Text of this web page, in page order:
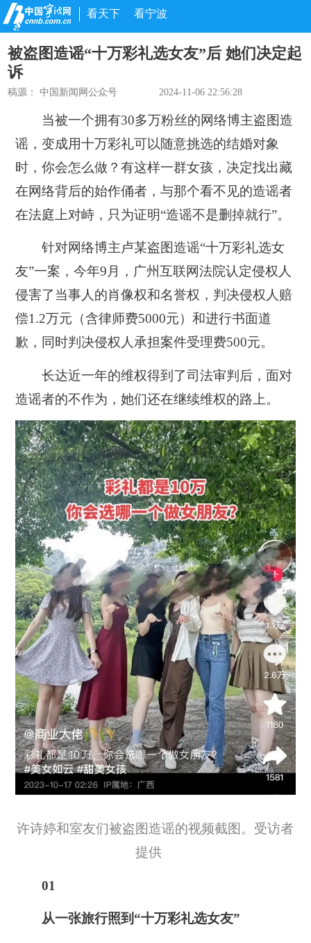
看天下 看宁波
被盗图造谣“十万彩礼选女友”后 她们决定起
诉
稿源：中国新闻网公众号 2024-11-06 22:56:28
当被一个拥有30多万粉丝的网络博主盗图造
谣，变成用十万彩礼可以随意挑选的结婚对象
时，你会怎么做？有这样一群女孩，决定找出藏
在网络背后的始作俑者，与那个看不见的造谣者
在法庭上对峙，只为证明“造谣不是删掉就行”。
针对网络博主卢某盗图造谣“十万彩礼选女
友”一案，今年9月，广州互联网法院认定侵权人
侵害了当事人的肖像权和名誉权，判决侵权人赔
偿1.2万元（含律师费5000元）和进行书面道
歉，同时判决侵权人承担案件受理费500元。
长达近一年的维权得到了司法审判后，面对
造谣者的不作为，她们还在继续维权的路上。
许诗婷和室友们被盗图造谣的视频截图。受访者
提供
01
从一张旅行照到“十万彩礼选女友”